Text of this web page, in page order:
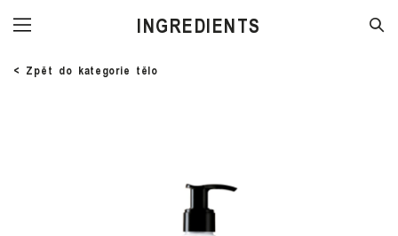
STORE
< Zpět do kategorie tělo